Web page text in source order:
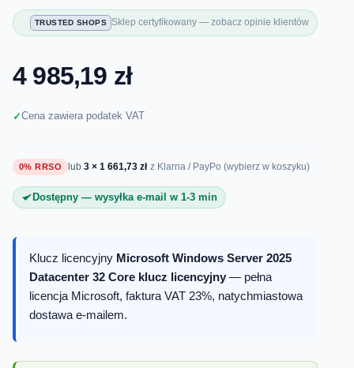
4 985,19 zł
Cena zawiera podatek VAT
0% RRSO lub3 × 1 661,73 zł z Klarna / PayPo (wybierz w koszyku)
Dostępny — wysyłka e-mail w 1-3 min
TRUSTED SHOPS Sklep certyfikowany — zobacz opinie klientów
Klucz licencyjny Microsoft Windows Server 2025
Datacenter 32 Core klucz licencyjny— pełna
licencja Microsoft, faktura VAT 23%, natychmiastowa
dostawa e-mailem.